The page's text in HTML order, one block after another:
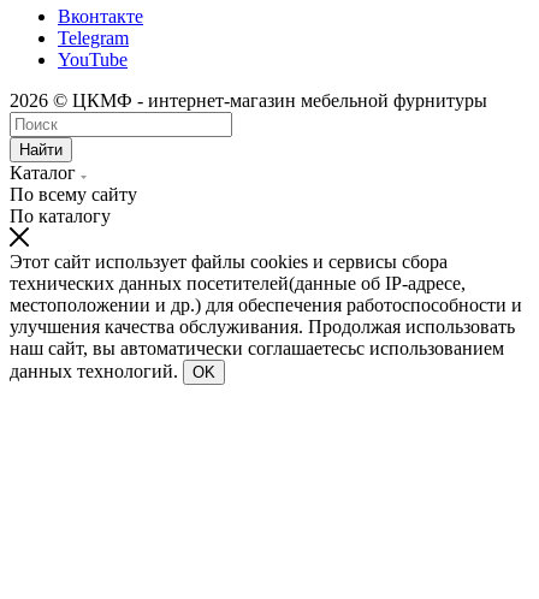
Вконтакте
Telegram
YouTube
2026 © ЦКМФ - интернет-магазин мебельной фурнитуры
Найти
Каталог
По всему сайту
По каталогу
Этот сайт использует файлы cookies и сервисы сбора
технических данных посетителей(данные об IP-адресе,
местоположении и др.) для обеспечения работоспособности и
улучшения качества обслуживания. Продолжая использовать
наш сайт, вы автоматически соглашаетесьс использованием
данных технологий.
OK